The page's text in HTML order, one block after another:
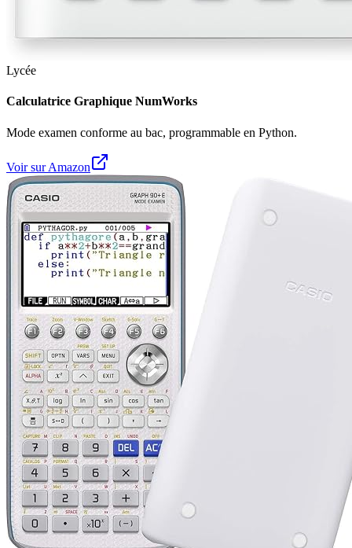
Lycée
Calculatrice Graphique NumWorks
Mode examen conforme au bac, programmable en Python.
Voir sur Amazon